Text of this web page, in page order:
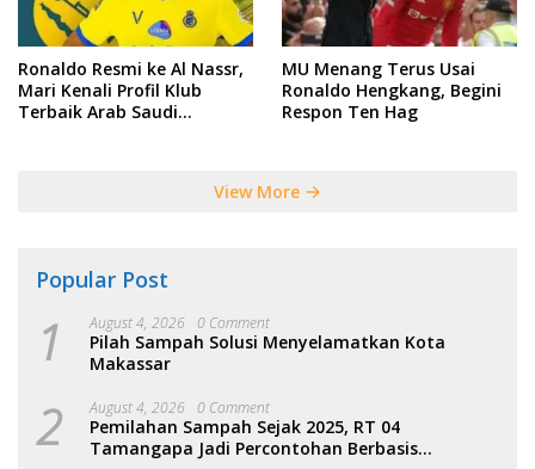
Ronaldo Resmi ke Al Nassr,
Mari Kenali Profil Klub
Terbaik Arab Saudi
MU Menang Terus Usai
Ronaldo Hengkang, Begini
Respon Ten Hag
View More
Popular Post
1 August 4, 2026 0 Comment
Pilah Sampah Solusi Menyelamatkan Kota
Makassar
2 August 4, 2026 0 Comment
Pemilahan Sampah Sejak 2025, RT 04
Tamangapa Jadi Percontohan Berbasis